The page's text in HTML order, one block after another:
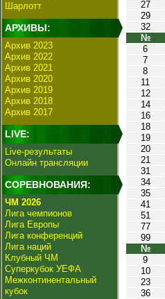
Шарлотт
АРХИВЫ:
Архив 2023
Архив 2022
Архив 2021
Архив 2020
Архив 2019
Архив 2018
Архив 2017
LIVE:
Live-результаты
Онлайн трансляции
СОРЕВНОВАНИЯ:
ЧМ 2026
Лига чемпионов
Лига Европы
Лига конференций
Лига наций
Клубный ЧМ
Суперкубок УЕФА
Межконтинентальный
кубок
27
29
32
№
6
7
8
11
12
14
16
18
19
20
21
31
34
35
41
51
77
99
№
9
10
23
36